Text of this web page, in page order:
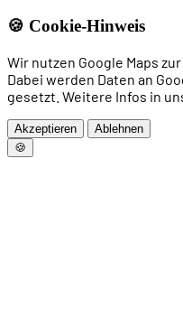
🍪 Cookie-Hinweis
Wir nutzen Google Maps
Dabei werden Daten an
gesetzt. Weitere Infos in
Akzeptieren
Ablehnen
🍪